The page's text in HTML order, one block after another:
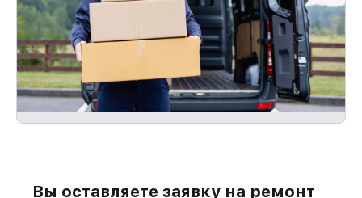
Вы оставляете заявку на ремонт